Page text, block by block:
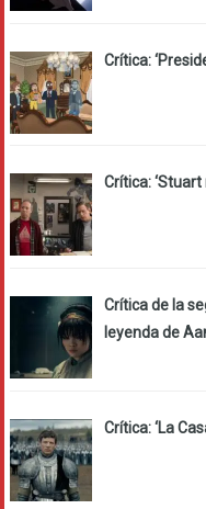
Crítica:
Crítica:
Crítica de la
leyenda de
Crítica: ‘La